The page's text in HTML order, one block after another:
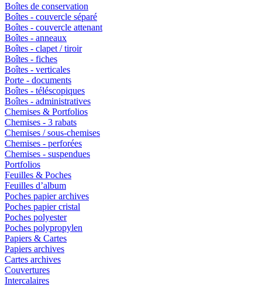
Boîtes de conservation
Boîtes - couvercle séparé
Boîtes - couvercle attenant
Boîtes - anneaux
Boîtes - clapet / tiroir
Boîtes - fiches
Boîtes - verticales
Porte - documents
Boîtes - téléscopiques
Boîtes - administratives
Chemises & Portfolios
Chemises - 3 rabats
Chemises / sous-chemises
Chemises - perforées
Chemises - suspendues
Portfolios
Feuilles & Poches
Feuilles d’album
Poches papier archives
Poches papier cristal
Poches polyester
Poches polypropylen
Papiers & Cartes
Papiers archives
Cartes archives
Couvertures
Intercalaires